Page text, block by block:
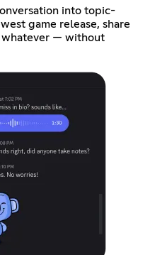
into topic-
game release, share
whatever — without